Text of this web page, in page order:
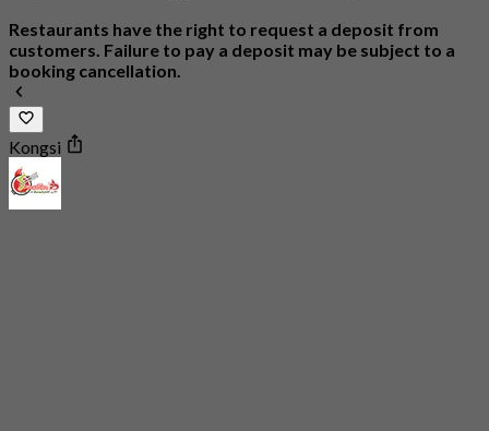
Restaurants have the right to request a deposit from
customers. Failure to pay a deposit may be subject to a
booking cancellation.
Kongsi